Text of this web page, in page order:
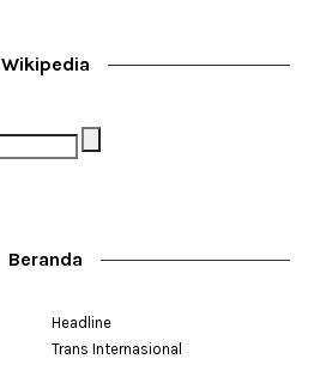
Wikipedia
Beranda
Headline
Trans Internasional